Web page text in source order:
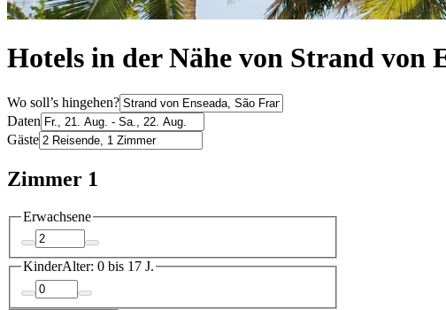
Hotels in der Nähe von Strand von
Wo soll’s hingehen?
Daten
Gäste
Zimmer 1
Erwachsene
KinderAlter: 0 bis 17 J.